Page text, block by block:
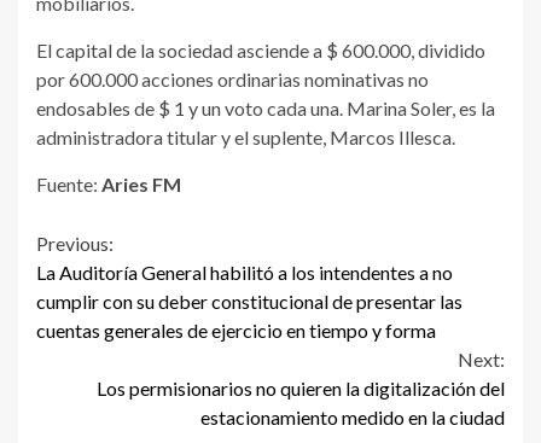
El capital de la sociedad asciende a $ 600.000, dividido
por 600.000 acciones ordinarias nominativas no
endosables de $ 1 y un voto cada una. Marina Soler, es la
administradora titular y el suplente, Marcos Illesca.
Fuente: Aries FM
Continue
Reading
Previous:
La Auditoría General habilitó a los intendentes a no
cumplir con su deber constitucional de presentar las
cuentas generales de ejercicio en tiempo y forma
Next:
Los permisionarios no quieren la digitalización del
estacionamiento medido en la ciudad